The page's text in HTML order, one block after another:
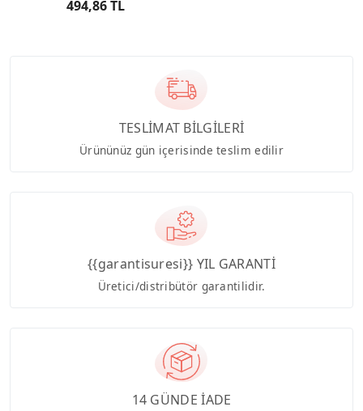
494,86 TL
TESLİMAT BİLGİLERİ
Ürününüz gün içerisinde teslim edilir
{{garantisuresi}} YIL GARANTİ
Üretici/distribütör garantilidir.
14 GÜNDE İADE